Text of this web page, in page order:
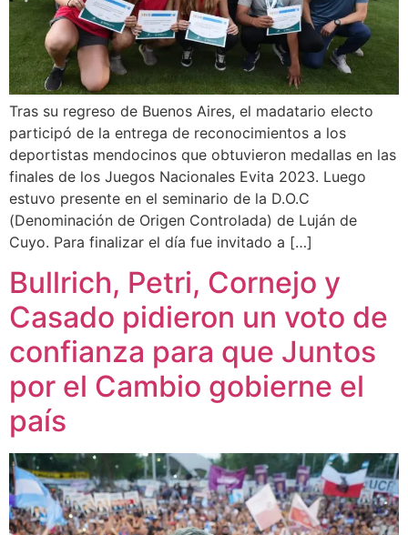
Tras su regreso de Buenos Aires, el madatario electo
participó de la entrega de reconocimientos a los
deportistas mendocinos que obtuvieron medallas en las
finales de los Juegos Nacionales Evita 2023. Luego
estuvo presente en el seminario de la D.O.C
(Denominación de Origen Controlada) de Luján de
Cuyo. Para finalizar el día fue invitado a […]
Bullrich, Petri, Cornejo y
Casado pidieron un voto de
confianza para que Juntos
por el Cambio gobierne el
país